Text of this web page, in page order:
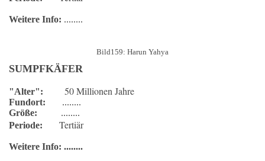
Weitere Info: ........
Bild159: Harun Yahya
SUMPFKÄFER
"Alter": 50 Millionen Jahre
Fundort: ........
Größe: ........
Periode: Tertiär
Weitere Info: ........